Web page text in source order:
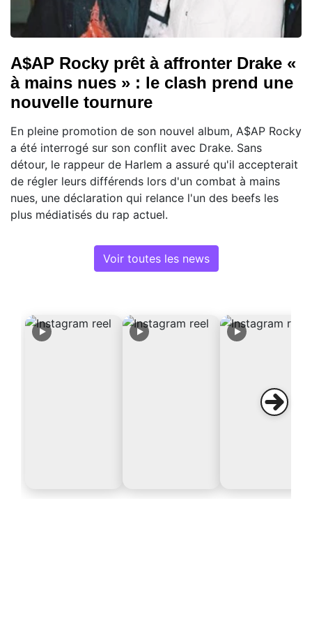
A$AP Rocky prêt à affronter Drake «
à mains nues » : le clash prend une
nouvelle tournure
En pleine promotion de son nouvel album, A$AP Rocky
a été interrogé sur son conflit avec Drake. Sans
détour, le rappeur de Harlem a assuré qu'il accepterait
de régler leurs différends lors d'un combat à mains
nues, une déclaration qui relance l'un des beefs les
plus médiatisés du rap actuel.
Voir toutes les news